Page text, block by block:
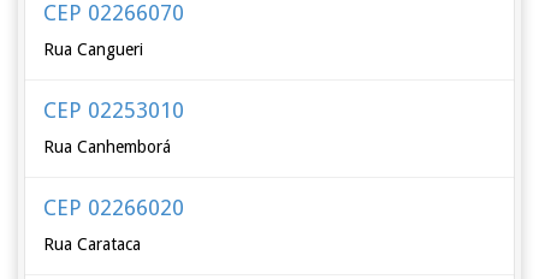
CEP 02266070
Rua Cangueri
CEP 02253010
Rua Canhemborá
CEP 02266020
Rua Carataca